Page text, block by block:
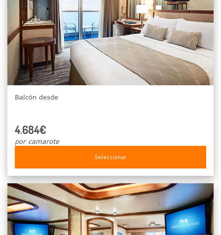
Balcón desde
4.684€
por camarote
Seleccionar